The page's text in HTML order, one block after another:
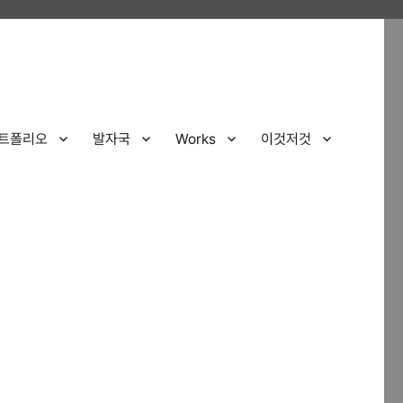
폴리오 발자국 Works 이것저것